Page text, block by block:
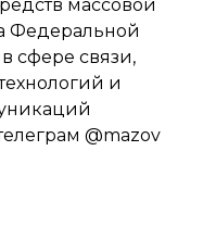
массовой
Федеральной
сфере связи,
и
@mazov